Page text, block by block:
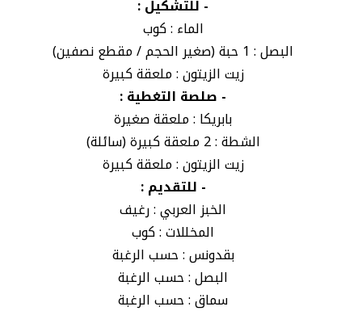
- للتشكيل :
الماء : كوب
البصل : 1 حبة (صغير الحجم / مقطع نصفين)
زيت الزيتون : ملعقة كبيرة
- صلصة التغطية :
بابريكا : ملعقة صغيرة
الشطة : 2 ملعقة كبيرة (سائلة)
زيت الزيتون : ملعقة كبيرة
- للتقديم :
الخبز العربي : رغيف
المخللات : كوب
بقدونس : حسب الرغبة
البصل : حسب الرغبة
سماق : حسب الرغبة